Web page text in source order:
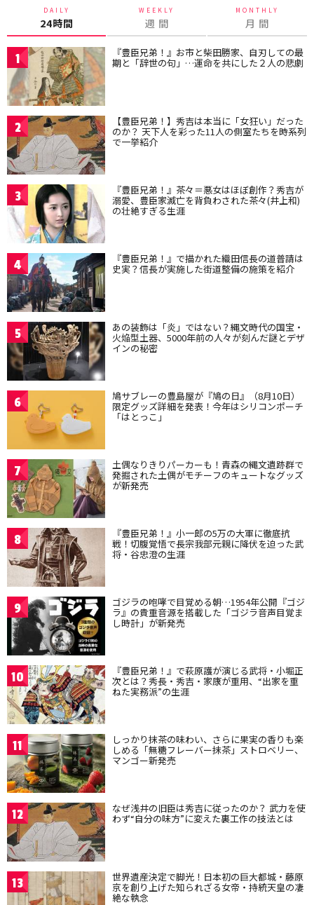
DAILY
24時間
WEEKLY
週 間
MONTHLY
月 間
1 『豊臣兄弟！』お市と柴田勝家、自刃しての最
期と「辞世の句」…運命を共にした２人の悲劇
2 【豊臣兄弟！】秀吉は本当に「女狂い」だった
のか？ 天下人を彩った11人の側室たちを時系列
で一挙紹介
3 『豊臣兄弟！』茶々＝悪女はほぼ創作？秀吉が
溺愛、豊臣家滅亡を背負わされた茶々(井上和)
の壮絶すぎる生涯
4 『豊臣兄弟！』で描かれた織田信長の道普請は
史実？信長が実施した街道整備の施策を紹介
5 あの装飾は「炎」ではない？縄文時代の国宝・
火焔型土器、5000年前の人々が刻んだ謎とデザ
インの秘密
6 鳩サブレーの豊島屋が『鳩の日』（8月10日）
限定グッズ詳細を発表！今年はシリコンポーチ
「はとっこ」
7 土偶なりきりパーカーも！青森の縄文遺跡群で
発掘された土偶がモチーフのキュートなグッズ
が新発売
8 『豊臣兄弟！』小一郎の5万の大軍に徹底抗
戦！切腹覚悟で長宗我部元親に降伏を迫った武
将・谷忠澄の生涯
9 ゴジラの咆哮で目覚める朝…1954年公開『ゴジ
ラ』の貴重音源を搭載した「ゴジラ音声目覚ま
し時計」が新発売
10 『豊臣兄弟！』で萩原護が演じる武将・小堀正
次とは？秀長・秀吉・家康が重用、“出家を重
ねた実務派”の生涯
11 しっかり抹茶の味わい、さらに果実の香りも楽
しめる「無糖フレーバー抹茶」ストロベリー、
マンゴー新発売
12 なぜ浅井の旧臣は秀吉に従ったのか？ 武力を使
わず“自分の味方”に変えた裏工作の技法とは
13 世界遺産決定で脚光！日本初の巨大都城・藤原
京を創り上げた知られざる女帝・持統天皇の凄
絶な執念